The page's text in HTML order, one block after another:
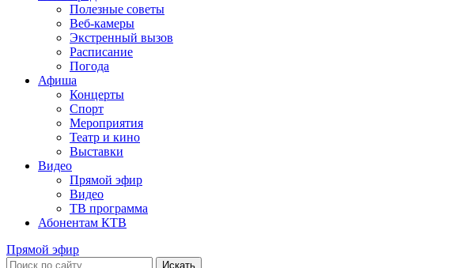
Полезные советы
Веб-камеры
Экстренный вызов
Расписание
Погода
Афиша
Концерты
Спорт
Мероприятия
Театр и кино
Выставки
Видео
Прямой эфир
Видео
ТВ программа
Абонентам КТВ
Прямой эфир
Искать